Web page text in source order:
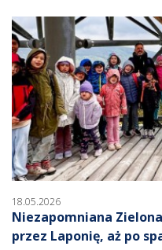
18.05.2026
Niezapomniana
przez Laponię, aż po